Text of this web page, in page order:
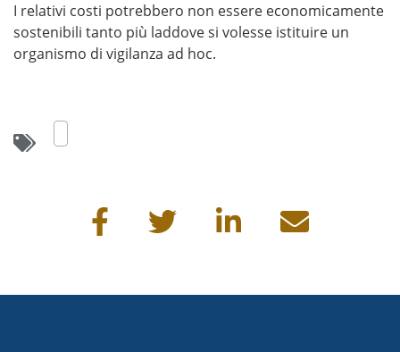
I relativi costi potrebbero non essere economicamente
sostenibili tanto più laddove si volesse istituire un
organismo di vigilanza ad hoc.
Condividi questa pagina